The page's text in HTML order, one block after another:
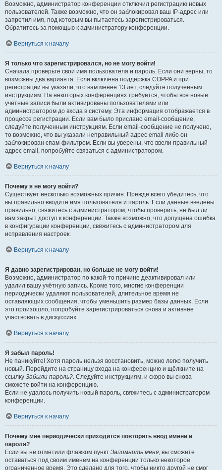
Возможно, администратор конференции отключил регистрацию новых
пользователей. Также возможно, что он заблокировал ваш IP-адрес или
запретил имя, под которым вы пытаетесь зарегистрироваться.
Обратитесь за помощью к администратору конференции.
Вернуться к началу
Я только что зарегистрировался, но не могу войти!
Сначала проверьте свои имя пользователя и пароль. Если они верны, то
возможны два варианта. Если включена поддержка COPPA и при
регистрации вы указали, что вам менее 13 лет, следуйте полученным
инструкциям. На некоторых конференциях требуется, чтобы все новые
учётные записи были активированы пользователями или
администратором до входа в систему. Эта информация отображается в
процессе регистрации. Если вам было прислано email-сообщение,
следуйте полученным инструкциям. Если email-сообщение не получено,
то возможно, что вы указали неправильный адрес email либо он
заблокирован спам-фильтром. Если вы уверены, что ввели правильный
адрес email, попробуйте связаться с администратором.
Вернуться к началу
Почему я не могу войти?
Существует несколько возможных причин. Прежде всего убедитесь, что
вы правильно вводите имя пользователя и пароль. Если данные введены
правильно, свяжитесь с администратором, чтобы проверить, не был ли
вам закрыт доступ к конференции. Также возможно, что допущена ошибка
в конфигурации конференции, свяжитесь с администратором для
исправления настроек.
Вернуться к началу
Я давно зарегистрирован, но больше не могу войти!
Возможно, администратор по какой-то причине деактивировал или
удалил вашу учётную запись. Кроме того, многие конференции
периодически удаляют пользователей, длительное время не
оставляющих сообщения, чтобы уменьшить размер базы данных. Если
это произошло, попробуйте зарегистрироваться снова и активнее
участвовать в дискуссиях.
Вернуться к началу
Я забыл пароль!
Не паникуйте! Хотя пароль нельзя восстановить, можно легко получить
новый. Перейдите на страницу входа на конференцию и щёлкните на
ссылку Забыли пароль?. Следуйте инструкциям, и скоро вы снова
сможете войти на конференцию.
Если не удалось получить новый пароль, свяжитесь с администратором
конференции.
Вернуться к началу
Почему мне периодически приходится повторять ввод имени и
пароля?
Если вы не отметили флажком пункт Запомнить меня, вы сможете
оставаться под своим именем на конференции только некоторое
ограниченное время. Это сделано для того, чтобы никто другой не смог